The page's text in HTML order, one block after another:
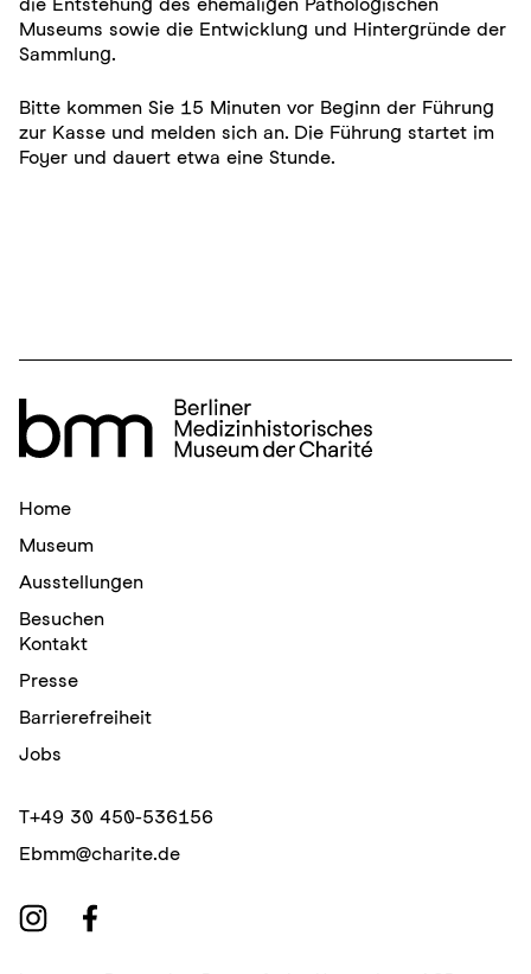
Museums sowie die Entwicklung und Hintergründe der
Sammlung.
Bitte kommen Sie 15 Minuten vor Beginn der Führung
zur Kasse und melden sich an. Die Führung startet im
Foyer und dauert etwa eine Stunde.
Home
Museum
Ausstellungen
Besuchen
Kontakt
Presse
Barrierefreiheit
Jobs
T+49 30 450-536156
Ebmm@charite.de